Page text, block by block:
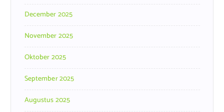
December 2025
November 2025
Oktober 2025
September 2025
Augustus 2025